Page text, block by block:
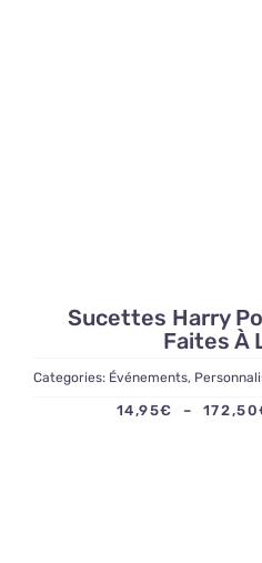
Sucettes Harry
Faites À
Categories: Événements,
14,95€ – 172,50